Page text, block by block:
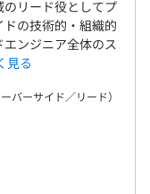
リード役としてプ
の技術的・組織的
ンジニア全体のス
見る
バーサイド／リード）